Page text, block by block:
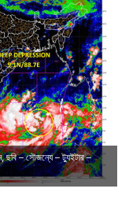
ছবি – সৌজন্যে – ট্যুইটার –